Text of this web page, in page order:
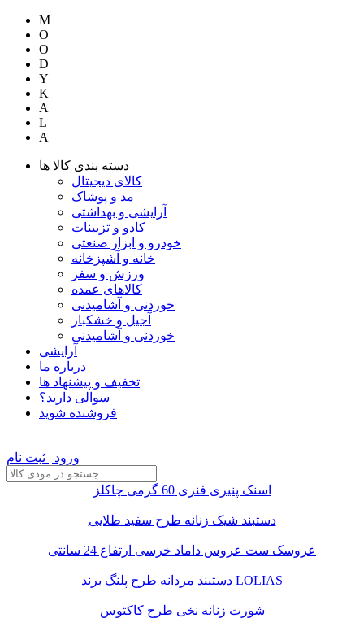
M
O
O
D
Y
K
A
L
A
دسته بندی کالا ها
کالای دیجیتال
مد و پوشاک
آرایشی و بهداشتی
کادو و تزیینات
خودرو و ابزار صنعتی
خانه و آشپزخانه
ورزش و سفر
کالاهای عمده
خوردنی و آشامیدنی
آجیل و خشکبار
خوردنی و آشامیدنی
آرایشی
درباره ما
تخفیف و پیشنهاد ها
سوالی دارید؟
فروشنده شوید
ورود | ثبت نام
اسنک پنیری فنری 60 گرمی چاکلز
دستبند شیک زنانه طرح سفید طلایی
عروسک ست عروس داماد خرسی ارتفاع 24 سانتی
دستبند مردانه طرح پلنگ برند LOLIAS
شورت زنانه نخی طرح کاکتوس